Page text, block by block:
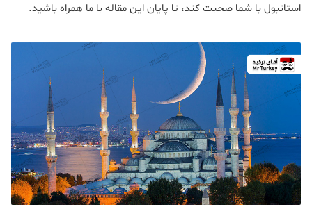
استانبول با شما صحبت کند، تا پایان این مقاله با ما همراه باشید.